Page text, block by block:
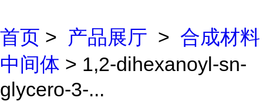
首页 > 产品展厅 > 合成材料
中间体 > 1,2-dihexanoyl-sn-
glycero-3-...